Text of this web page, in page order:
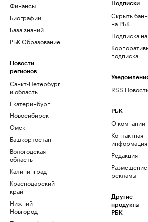
Финансы
Биографии
База знаний
РБК Образование
Новости
регионов
Санкт-Петербург
и область
Екатеринбург
Новосибирск
Омск
Башкортостан
Вологодская
область
Калининград
Краснодарский
край
Нижний
Новгород
Подписки
Скрыть
на РБК
Подписка
подписка
RSS
РБК
О компании
Контактная
информация
Редакция
Размещение
рекламы
Другие
продукты
РБК